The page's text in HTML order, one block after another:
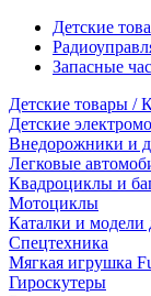
Детские
Запасные
Детские товары /
Детские
Внедорожники и
Легковые
Квадроциклы и
Мотоциклы
Каталки и
Спецтехника
Мягкая игрушка
Гироскутеры